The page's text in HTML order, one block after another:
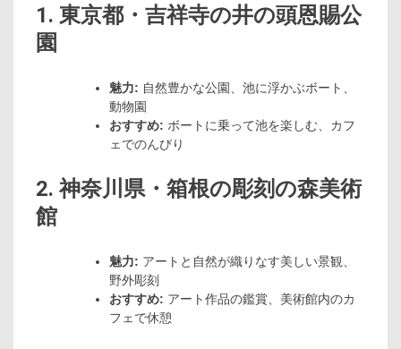
1. 東京都・吉祥寺の井の頭恩賜公
園
魅力: 自然豊かな公園、池に浮かぶボート、
動物園
おすすめ: ボートに乗って池を楽しむ、カフ
ェでのんびり
2. 神奈川県・箱根の彫刻の森美術
館
魅力: アートと自然が織りなす美しい景観、
野外彫刻
おすすめ: アート作品の鑑賞、美術館内のカ
フェで休憩